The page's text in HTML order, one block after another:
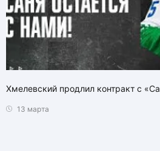
Хмелевский продлил контракт с
13 марта